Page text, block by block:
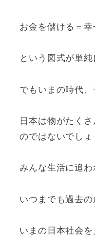
お金を儲ける＝幸
という図式が単
でもいまの時代
日本は物がたく
のではないでしょ
みんな生活に追わ
いつまでも過去
いまの日本社会を